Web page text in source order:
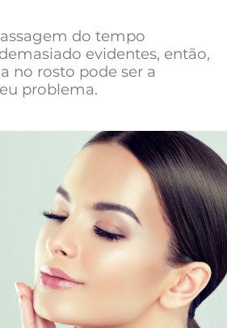
do tempo
evidentes, então,
no rosto pode ser a
problema.